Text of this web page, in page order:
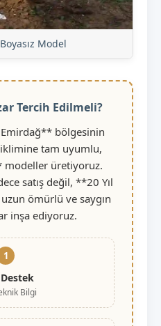
Model
Tercih Edilmeli?
bölgesinin
iklimine tam uyumlu,
modeller üretiyoruz.
satış değil, **20 Yıl
ömürlü ve saygın
inşa ediyoruz.
1
Destek
Bilgi